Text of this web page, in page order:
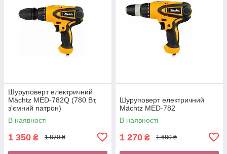
Шуруповерт електричний
Mächtz MED-782Q (780 Вт,
з'ємний патрон)
В наявності
1 350 ₴ 1 870 ₴
Шуруповерт електричний
Mächtz MED-782
В наявності
1 270 ₴ 1 680 ₴